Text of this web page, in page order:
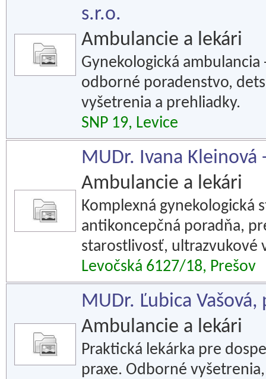
s.r.o.
Ambulancie a lekári
Gynekologická
odborné poradenstvo,
vyšetrenia a prehliadky.
SNP 19, Levice
MUDr. Ivana Kleinová
Ambulancie a lekári
Komplexná gynekologická
antikoncepčná poradňa,
starostlivosť, ultrazvukové
Levočská 6127/18, Prešov
MUDr. Ľubica
Ambulancie a lekári
Praktická lekárka pre
praxe. Odborné